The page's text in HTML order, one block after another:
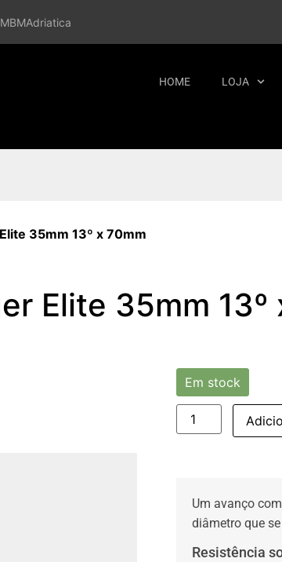
MBMAdriatica
HOME LOJA
35mm 13º x 70mm
Elite 35mm 13º
Em stock
Um avanço
diâmetro que
Resistência